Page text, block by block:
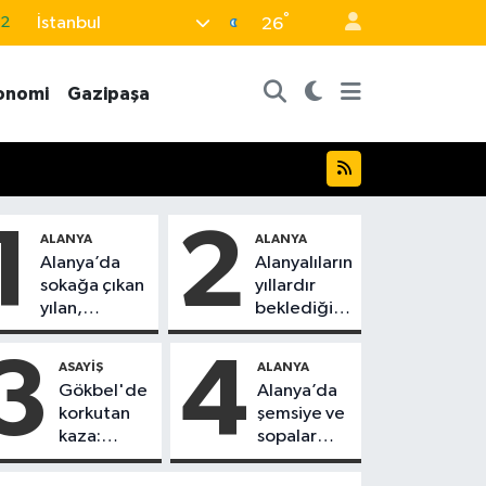
İstanbul 26°
Gazipaşa
ALANYA
Alanya’da
sokağa çıkan
yılan,
vatandaşı
2 ALANYA
Alanyalıların
yıllardır
beklediği
yol askıdan
ASAYIŞ
Gökbel'de
korkutan
kaza:
Başkanın
4 ALANYA
Alanya’da
şemsiye ve
sopalar
havada